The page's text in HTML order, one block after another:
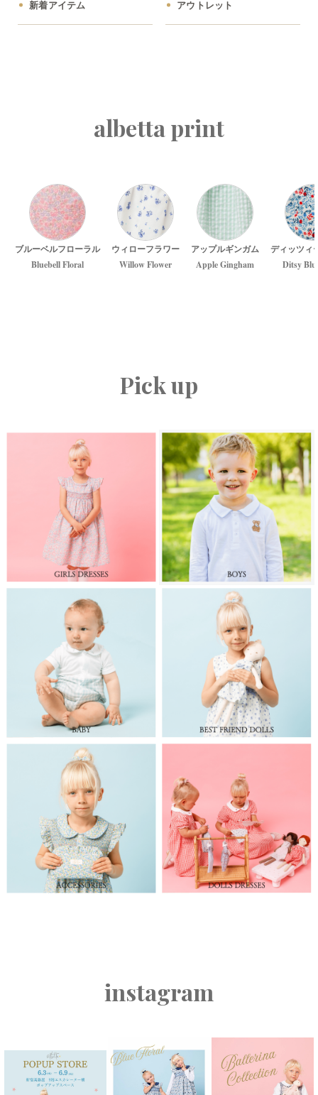
新着アイテム アウトレット
albetta print
ブルーベルフローラル
Bluebell Floral
ウィローフラワー
Willow Flower
アップルギンガム
Apple Gingham
ディッツィ
Ditsy
Pick up
instagram